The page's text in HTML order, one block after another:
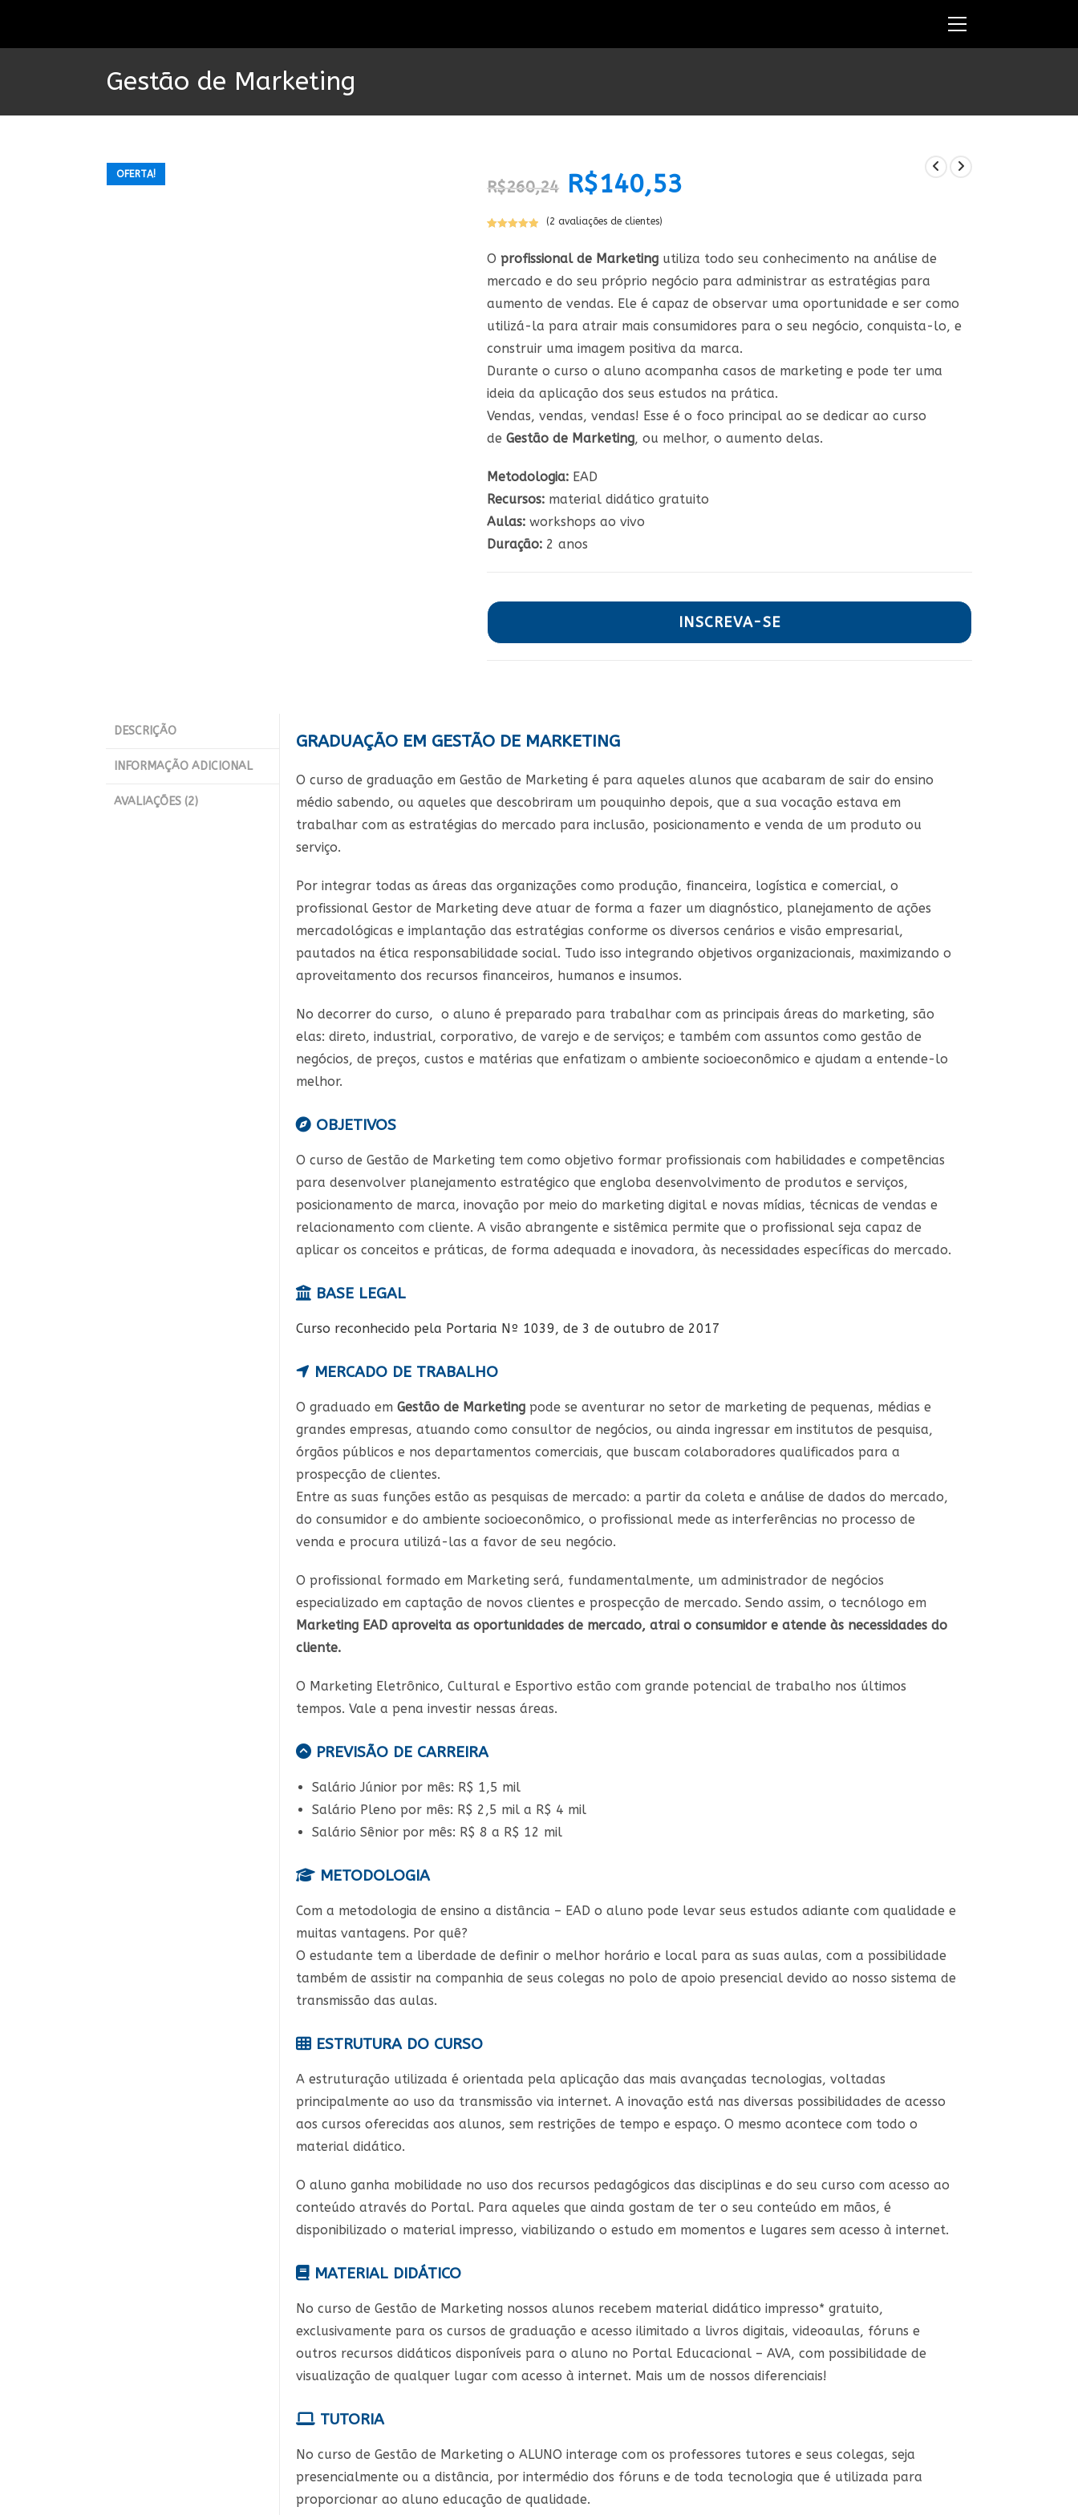
o
Ver
Gestão de Marketing
OFERTA!
R$260,24
O
preço
original
R$260,24.
R$140,53
como
5.00
de 5, com
baseado em
avaliações
(2 avaliações de clientes)
Oprofissional de Marketing utiliza todo seu conhecimento na análise de
mercado e do seu próprio negócio para administrar as estratégias para
aumento de vendas. Ele é capaz de observar uma oportunidade e ser como
utilizá-la para atrair mais consumidores para o seu negócio, conquista-lo, e
construir uma imagem positiva da marca.
Durante o curso o aluno acompanha casos de marketing e pode ter uma
ideia da aplicação dos seus estudos na prática.
Vendas, vendas, vendas! Esse é o foco principal ao se dedicar ao curso
deGestão de Marketing, ou melhor, o aumento delas.
Metodologia: EAD
Recursos: material didático gratuito
Aulas: workshops ao vivo
Duração: 2 anos
INSCREVA-SE
DESCRIÇÃO
INFORMAÇÃO ADICIONAL
AVALIAÇÕES (2)
GRADUAÇÃO EM GESTÃO DE MARKETING
O curso de graduação em Gestão de Marketing é para aqueles alunos que acabaram de sair do ensino
médio sabendo, ou aqueles que descobriram um pouquinho depois, que a sua vocação estava em
trabalhar com as estratégias do mercado para inclusão, posicionamento e venda de um produto ou
serviço.
Por integrar todas as áreas das organizações como produção, financeira, logística e comercial, o
profissional Gestor de Marketing deve atuar de forma a fazer um diagnóstico, planejamento de ações
mercadológicas e implantação das estratégias conforme os diversos cenários e visão empresarial,
pautados na ética responsabilidade social. Tudo isso integrando objetivos organizacionais, maximizando o
aproveitamento dos recursos financeiros, humanos e insumos.
No decorrer do curso, o aluno é preparado para trabalhar com as principais áreas do marketing, são
elas: direto, industrial, corporativo, de varejo e de serviços; e também com assuntos como gestão de
negócios, de preços, custos e matérias que enfatizam o ambiente socioeconômico e ajudam a entende-lo
melhor.
OBJETIVOS
O curso de Gestão de Marketing tem como objetivo formar profissionais com habilidades e competências
para desenvolver planejamento estratégico que engloba desenvolvimento de produtos e serviços,
posicionamento de marca, inovação por meio do marketing digital e novas mídias, técnicas de vendas e
relacionamento com cliente. A visão abrangente e sistêmica permite que o profissional seja capaz de
aplicar os conceitos e práticas, de forma adequada e inovadora, às necessidades específicas do mercado.
BASE LEGAL
Curso reconhecido pela Portaria Nº 1039, de 3 de outubro de 2017
MERCADO DE TRABALHO
O graduado em Gestão de Marketing pode se aventurar no setor de marketing de pequenas, médias e
grandes empresas, atuando como consultor de negócios, ou ainda ingressar em institutos de pesquisa,
órgãos públicos e nos departamentos comerciais, que buscam colaboradores qualificados para a
prospecção de clientes.
Entre as suas funções estão as pesquisas de mercado: a partir da coleta e análise de dados do mercado,
do consumidor e do ambiente socioeconômico, o profissional mede as interferências no processo de
venda e procura utilizá-las a favor de seu negócio.
O profissional formado em Marketing será, fundamentalmente, um administrador de negócios
especializado em captação de novos clientes e prospecção de mercado. Sendo assim, o tecnólogo em
Marketing EAD aproveita as oportunidades de mercado, atrai o consumidor e atende às necessidades do
cliente.
O Marketing Eletrônico, Cultural e Esportivo estão com grande potencial de trabalho nos últimos
tempos. Vale a pena investir nessas áreas.
PREVISÃO DE CARREIRA
Salário Júnior por mês: R$ 1,5 mil
Salário Pleno por mês: R$ 2,5 mil a R$ 4 mil
Salário Sênior por mês: R$ 8 a R$ 12 mil
METODOLOGIA
Com a metodologia de ensino a distância – EAD o aluno pode levar seus estudos adiante com qualidade e
muitas vantagens. Por quê?
O estudante tem a liberdade de definir o melhor horário e local para as suas aulas, com a possibilidade
também de assistir na companhia de seus colegas no polo de apoio presencial devido ao nosso sistema de
transmissão das aulas.
ESTRUTURA DO CURSO
A estruturação utilizada é orientada pela aplicação das mais avançadas tecnologias, voltadas
principalmente ao uso da transmissão via internet. A inovação está nas diversas possibilidades de acesso
aos cursos oferecidas aos alunos, sem restrições de tempo e espaço. O mesmo acontece com todo o
material didático.
O aluno ganha mobilidade no uso dos recursos pedagógicos das disciplinas e do seu curso com acesso ao
conteúdo através do Portal. Para aqueles que ainda gostam de ter o seu conteúdo em mãos, é
disponibilizado o material impresso, viabilizando o estudo em momentos e lugares sem acesso à internet.
MATERIAL DIDÁTICO
No curso de Gestão de Marketing nossos alunos recebem material didático impresso* gratuito,
exclusivamente para os cursos de graduação e acesso ilimitado a livros digitais, videoaulas, fóruns e
outros recursos didáticos disponíveis para o aluno no Portal Educacional – AVA, com possibilidade de
visualização de qualquer lugar com acesso à internet. Mais um de nossos diferenciais!
TUTORIA
No curso de Gestão de Marketing o ALUNO interage com os professores tutores e seus colegas, seja
presencialmente ou a distância, por intermédio dos fóruns e de toda tecnologia que é utilizada para
proporcionar ao aluno educação de qualidade.